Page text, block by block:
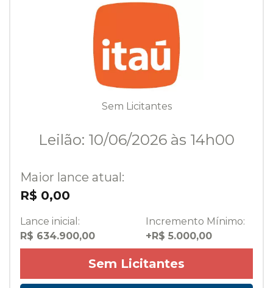
Sem Licitantes
Leilão: 10/06/2026 às 14h00
Maior lance atual:
R$ 0,00
Lance inicial:
R$ 634.900,00
Incremento Mínimo:
+R$ 5.000,00
Sem Licitantes